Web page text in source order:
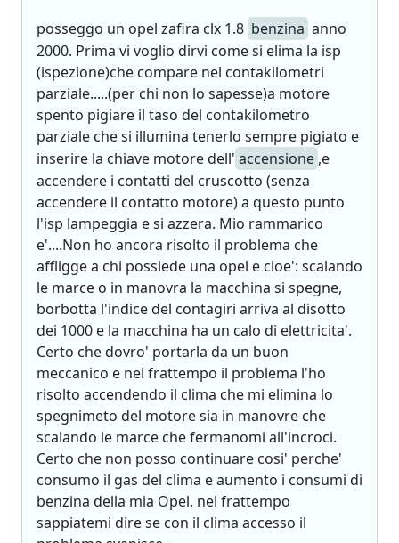
posseggo un opel zafira clx 1.8 benzina anno
2000. Prima vi voglio dirvi come si elima la isp
(ispezione)che compare nel contakilometri
parziale.....(per chi non lo sapesse)a motore
spento pigiare il taso del contakilometro
parziale che si illumina tenerlo sempre pigiato e
inserire la chiave motore dell' accensione ,e
accendere i contatti del cruscotto (senza
accendere il contatto motore) a questo punto
l'isp lampeggia e si azzera. Mio rammarico
e'....Non ho ancora risolto il problema che
affligge a chi possiede una opel e cioe': scalando
le marce o in manovra la macchina si spegne,
borbotta l'indice del contagiri arriva al disotto
dei 1000 e la macchina ha un calo di elettricita'.
Certo che dovro' portarla da un buon
meccanico e nel frattempo il problema l'ho
risolto accendendo il clima che mi elimina lo
spegnimeto del motore sia in manovre che
scalando le marce che fermanomi all'incroci.
Certo che non posso continuare cosi' perche'
consumo il gas del clima e aumento i consumi di
benzina della mia Opel. nel frattempo
sappiatemi dire se con il clima accesso il